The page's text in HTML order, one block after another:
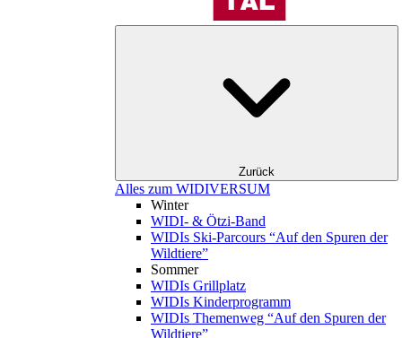
Zurück
Alles zum WIDIVERSUM
Winter
WIDI- & Ötzi-Band
WIDIs Ski-Parcours “Auf den Spuren der
Wildtiere”
Sommer
WIDIs Grillplatz
WIDIs Kinderprogramm
WIDIs Themenweg “Auf den Spuren der
Wildtiere”